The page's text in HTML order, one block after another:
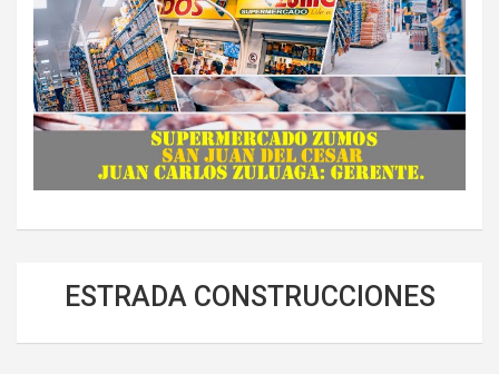
ESTRADA CONSTRUCCIONES